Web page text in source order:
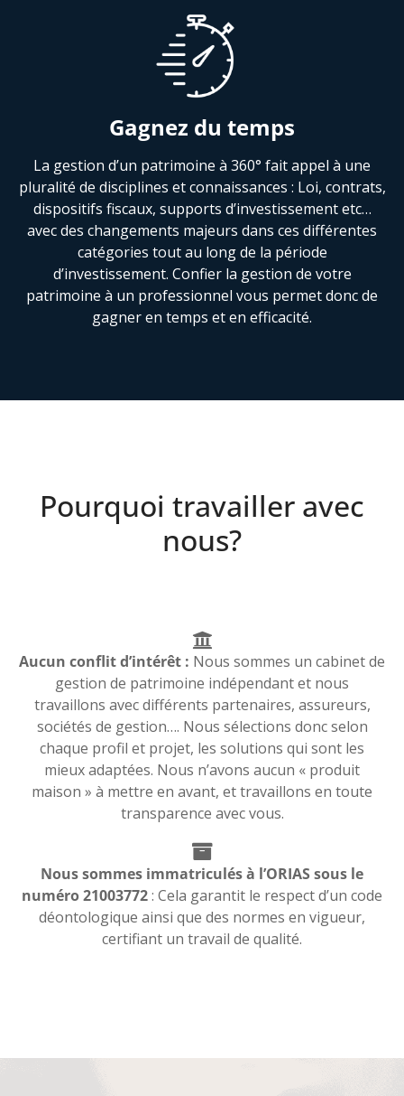
Gagnez du temps
La gestion d’un patrimoine à 360° fait appel à une
pluralité de disciplines et connaissances : Loi, contrats,
dispositifs fiscaux, supports d’investissement etc…
avec des changements majeurs dans ces différentes
catégories tout au long de la période
d’investissement. Confier la gestion de votre
patrimoine à un professionnel vous permet donc de
gagner en temps et en efficacité.
Pourquoi travailler avec
nous?
Aucun conflit d’intérêt : Nous sommes un cabinet de
gestion de patrimoine indépendant et nous
travaillons avec différents partenaires, assureurs,
sociétés de gestion…. Nous sélections donc selon
chaque profil et projet, les solutions qui sont les
mieux adaptées. Nous n’avons aucun « produit
maison » à mettre en avant, et travaillons en toute
transparence avec vous.
Nous sommes immatriculés à l’ORIAS sous le
numéro 21003772: Cela garantit le respect d’un code
déontologique ainsi que des normes en vigueur,
certifiant un travail de qualité.